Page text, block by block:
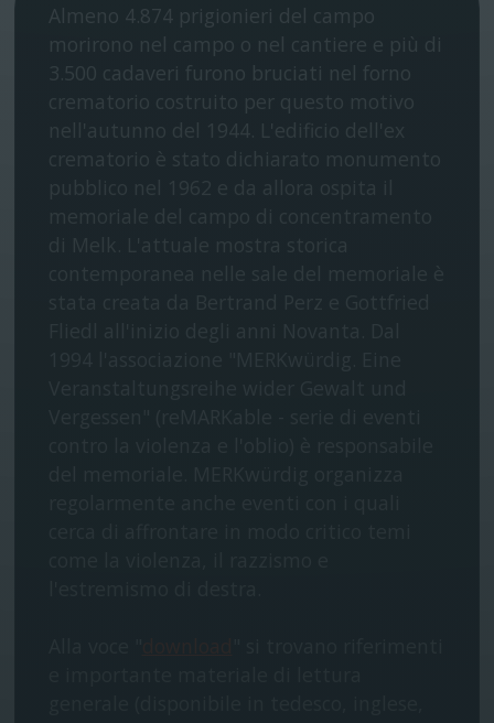
Almeno 4.874 prigionieri del campo
morirono nel campo o nel cantiere e più di
3.500 cadaveri furono bruciati nel forno
crematorio costruito per questo motivo
nell'autunno del 1944. L'edificio dell'ex